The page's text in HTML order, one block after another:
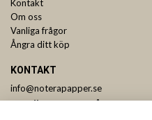
Kontakt
Om oss
Vanliga frågor
Ångra ditt köp
KONTAKT
info@noterapapper.se